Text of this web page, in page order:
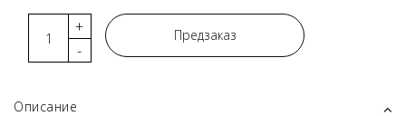
-
+ Предзаказ
Описание